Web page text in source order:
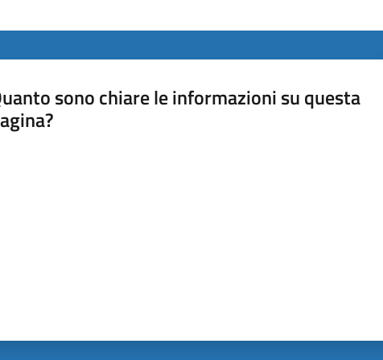
sono chiare le informazioni su questa